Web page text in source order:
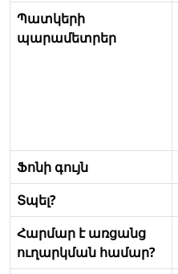
Պատկերի
պարամետրեր
Ֆոնի գույն
Տպել?
Հարմար է առցանց
ուղարկման համար?